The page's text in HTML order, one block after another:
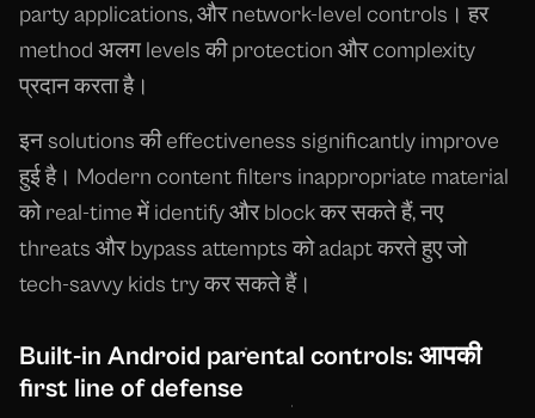
party applications, और network-level controls। हर
method अलग levels की protection और complexity
प्रदान करता है।
इन solutions की effectiveness significantly improve
हुई है। Modern content filters inappropriate material
को real-time में identify और block कर सकते हैं, नए
threats और bypass attempts को adapt करते हुए जो
tech-savvy kids try कर सकते हैं।
Built-in Android parental controls: आपकी
first line of defense